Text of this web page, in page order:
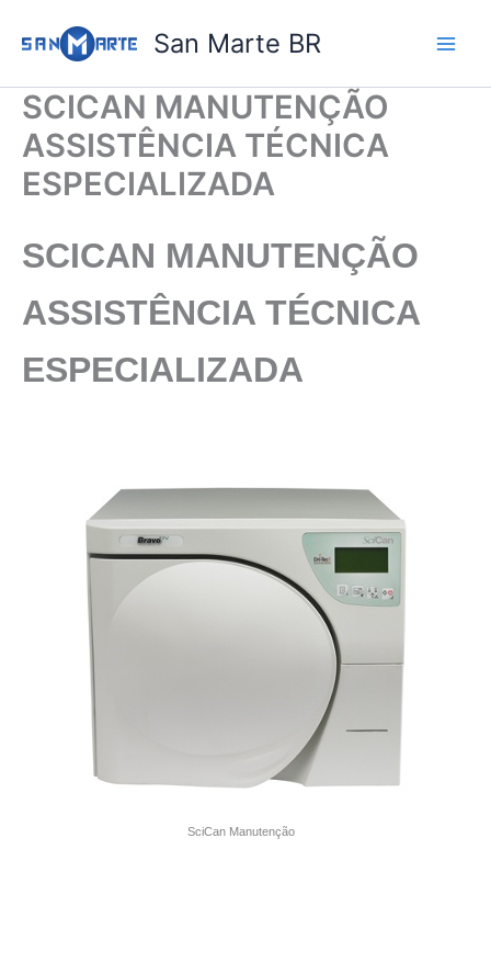
para
conteúdo
San Marte BR
SCICAN MANUTENÇÃO
ASSISTÊNCIA TÉCNICA
ESPECIALIZADA
SCICAN MANUTENÇÃO
ASSISTÊNCIA TÉCNICA
ESPECIALIZADA
SciCan Manutenção